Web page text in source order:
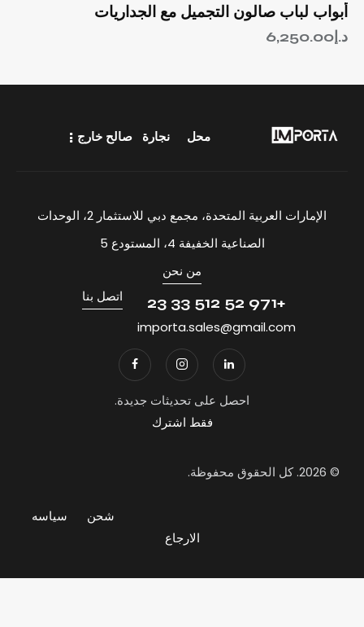
أبواب لباب صالون التجميل مع الجداريات
د.إ 6,250.00
محل نجارة صالح خارج
الإمارات العربية المتحدة، مجمع دبي للاستثمار 2، الوحدات
الصناعية الخفيفة 4، المستودع 5
من نحن
+971 52 512 33 23
importa.sales@gmail.com
اتصل بنا
احصل على تحديثات جديدة.
فقط اشترك
© 2026. كل الحقوق محفوظة.
شحن
سياسه
الارجاع